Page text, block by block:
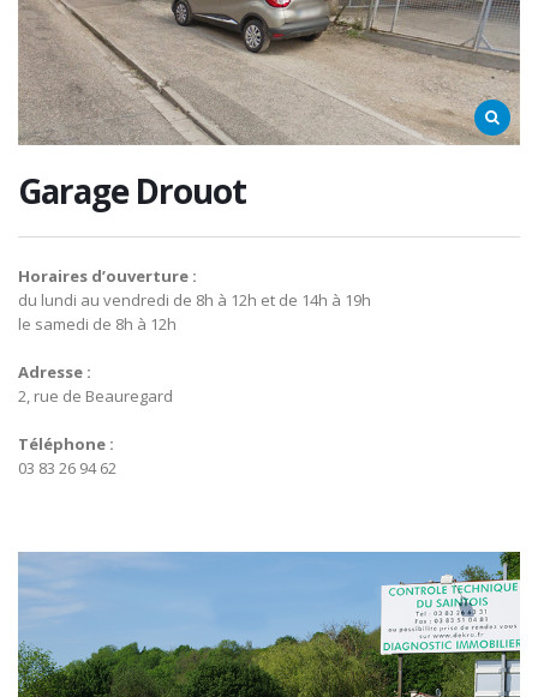
Garage Drouot
Horaires d’ouverture :
du lundi au vendredi de 8h à 12h et de 14h à 19h
le samedi de 8h à 12h
Adresse :
2, rue de Beauregard
Téléphone :
03 83 26 94 62